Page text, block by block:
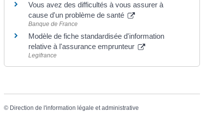
Vous avez des difficultés à vous assurer à
cause d'un problème de santé
Banque de France
Modèle de fiche standardisée d'information
relative à l'assurance emprunteur
Legifrance
© Direction de l'information légale et administrative